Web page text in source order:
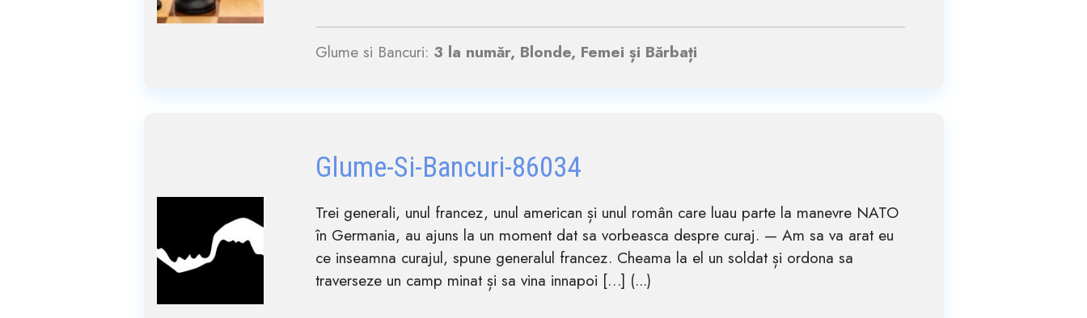
Glume si Bancuri: 3 la număr, Blonde, Femei și Bărbați
Glume-Si-Bancuri-86034
Trei generali, unul francez, unul american și unul român care luau parte la manevre NATO
în Germania, au ajuns la un moment dat sa vorbeasca despre curaj. — Am sa va arat eu
ce inseamna curajul, spune generalul francez. Cheama la el un soldat și ordona sa
traverseze un camp minat și sa vina innapoi […] (...)